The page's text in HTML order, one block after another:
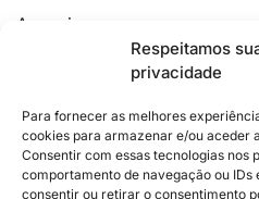
Respeitamos
privacidade
Para fornecer as melhores
cookies para armazenar e/ou aceder
Consentir com essas tecnologias nos
comportamento de navegação ou IDs
consentir ou retirar o consentimento
Anuncie
Política de Cookies